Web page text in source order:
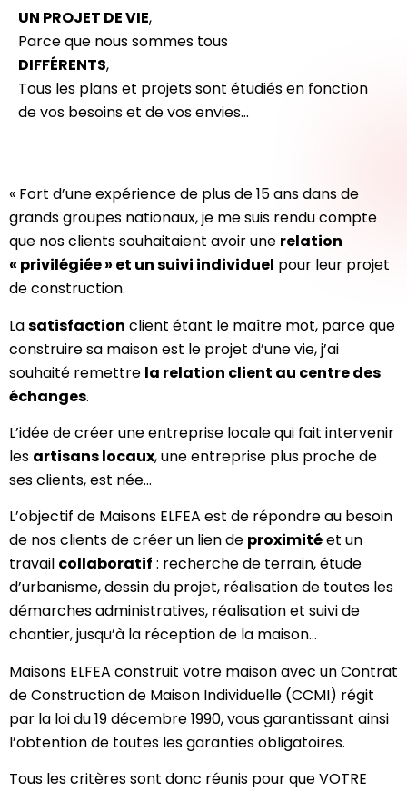
UN PROJET DE VIE,
Parce que nous sommes tous
DIFFÉRENTS,
Tous les plans et projets sont étudiés en fonction
de vos besoins et de vos envies…
« Fort d’une expérience de plus de 15 ans dans de
grands groupes nationaux, je me suis rendu compte
que nos clients souhaitaient avoir une relation
« privilégiée » et un suivi individuel pour leur projet
de construction.
Lasatisfaction client étant le maître mot, parce que
construire sa maison est le projet d’une vie, j’ai
souhaité remettre la relation client au centre des
échanges.
L’idée de créer une entreprise locale qui fait intervenir
les artisans locaux, une entreprise plus proche de
ses clients, est née…
L’objectif de Maisons ELFEA est de répondre au besoin
de nos clients de créer un lien de proximitéet un
travail collaboratif : recherche de terrain, étude
d’urbanisme, dessin du projet, réalisation de toutes les
démarches administratives, réalisation et suivi de
chantier, jusqu’à la réception de la maison…
Maisons ELFEA construit votre maison avec un Contrat
de Construction de Maison Individuelle (CCMI) régit
par la loi du 19 décembre 1990, vous garantissant ainsi
l’obtention de toutes les garanties obligatoires.
Tous les critères sont donc réunis pour que VOTRE